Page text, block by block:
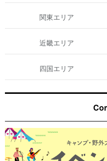
関東エリア
近畿エリア
四国エリア